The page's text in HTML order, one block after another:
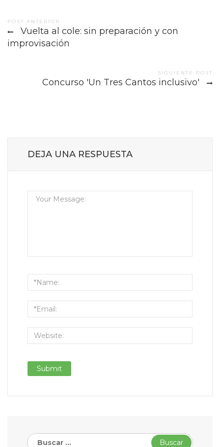
Post
navigation
POST ANTERIOR
Vuelta al cole: sin preparación y con
improvisación
SIGUIENTE POST
Concurso 'Un Tres Cantos inclusivo'
DEJA UNA RESPUESTA
Buscar: